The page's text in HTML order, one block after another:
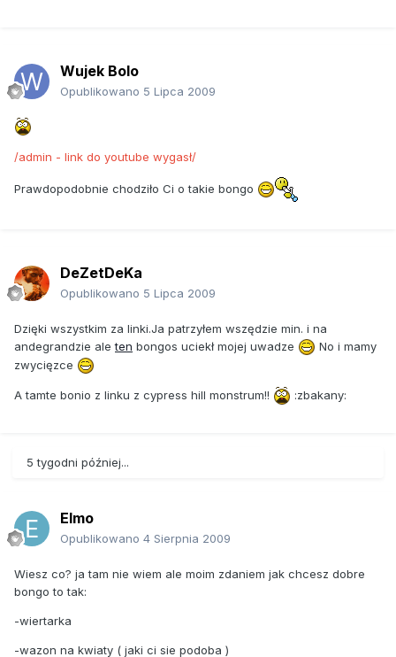
Wujek Bolo
Opublikowano 5 Lipca 2009
/admin - link do youtube wygasł/
Prawdopodobnie chodziło Ci o takie bongo
DeZetDeKa
Opublikowano 5 Lipca 2009
Dzięki wszystkim za linki.Ja patrzyłem wszędzie min. i na
andegrandzie aleten bongos uciekł mojej uwadze
No i mamy
zwycięzce
A tamte bonio z linku z cypress hill monstrum!! :zbakany:
5 tygodni później...
Elmo
Opublikowano 4 Sierpnia 2009
Wiesz co? ja tam nie wiem ale moim zdaniem jak chcesz dobre
bongo to tak:
-wiertarka
-wazon na kwiaty ( jaki ci sie podoba )